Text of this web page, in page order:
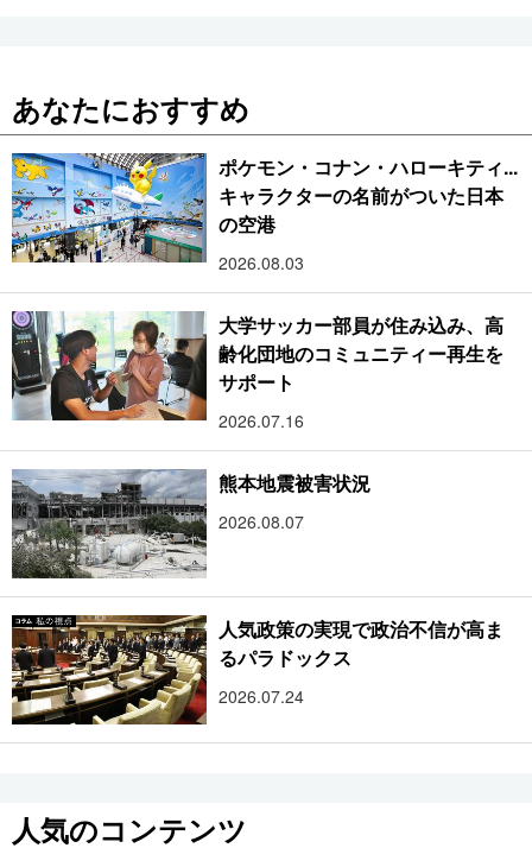
あなたにおすすめ
ポケモン・コナン・ハローキティ...
キャラクターの名前がついた日本
の空港
2026.08.03
大学サッカー部員が住み込み、高
齢化団地のコミュニティー再生を
サポート
2026.07.16
熊本地震被害状況
2026.08.07
人気政策の実現で政治不信が高ま
るパラドックス
2026.07.24
人気のコンテンツ